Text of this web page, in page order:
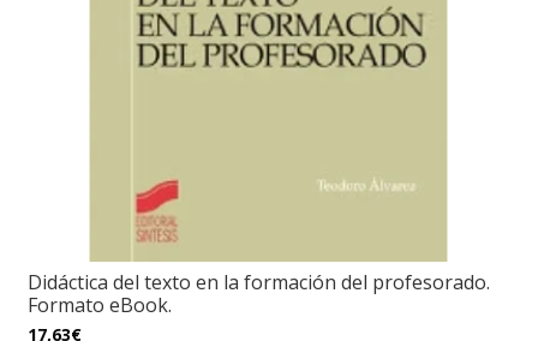
Didáctica del texto en la formación del profesorado.
Formato eBook.
17,63€